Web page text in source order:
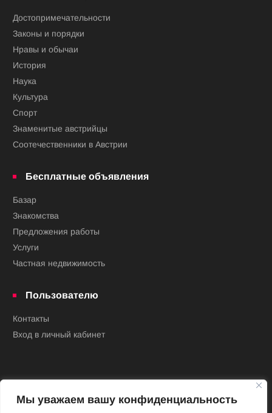
Мы уважаем вашу конфиденциальность
Достопримечательности
Законы и порядки
Нравы и обычаи
История
Наука
Культура
Спорт
Знаменитые австрийцы
Соотечественники в Австрии
Бесплатные объявления
Базар
Знакомства
Предложения работы
Услуги
Частная недвижимость
Пользователю
Контакты
Вход в личный кабинет